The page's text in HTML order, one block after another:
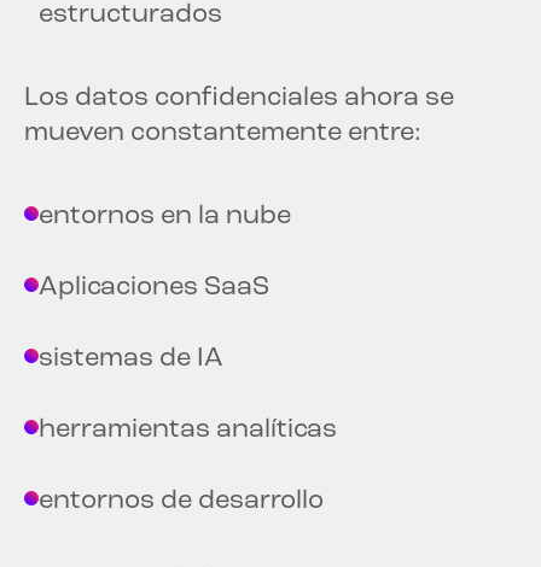
estructurados
Los datos confidenciales ahora se
mueven constantemente entre:
entornos en la nube
Aplicaciones SaaS
sistemas de IA
herramientas analíticas
entornos de desarrollo